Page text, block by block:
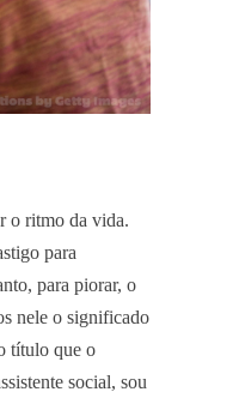
o ritmo da vida.
para
para piorar, o
nele o significado
título que o
social, sou